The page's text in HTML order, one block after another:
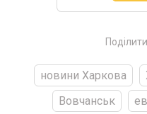
новини Харкова
Вовчанськ